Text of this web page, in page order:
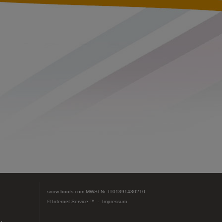
snow-boots.com MWSt.Nr. IT01391430210
© Internet Service ™ - Impressum